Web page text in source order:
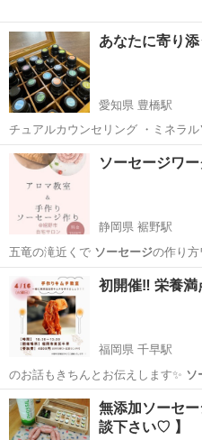
あなたに寄り
愛知県 豊橋駅
チュアルカウンセリング ・ミネラル
グ ・開運…
愛知 豊橋市 豊橋駅 セラ
ソーセージワ
静岡県 裾野駅
五竜の滝近くで ソーセージ
ージ
作りを行います🙆… 市販のソー
静岡 裾野市 裾野駅 その
初開催‼️ 栄養満
福岡県 千早駅
のお話もきちんとお伝えします✨ ソ
いわい楽しい…
福岡 福岡市 千早駅
無添加ソーセ
談下さい♡ 】